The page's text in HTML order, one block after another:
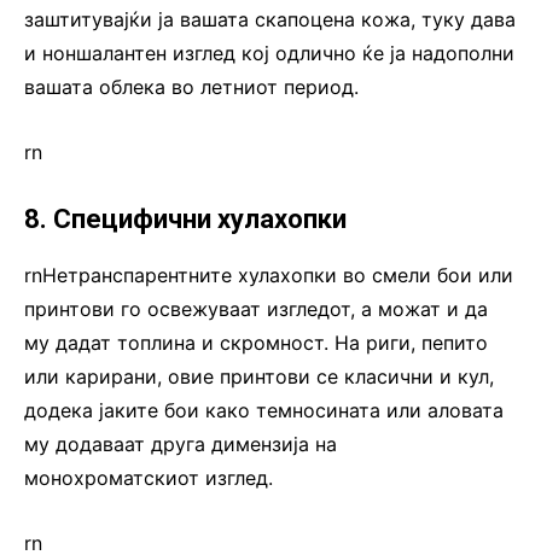
заштитувајќи ја вашата скапоцена кожа, туку дава
и ноншалантен изглед кој одлично ќе ја надополни
вашата облека во летниот период.
rn
8. Специфични хулахопки
rnНетранспарентните хулахопки во смели бои или
принтови го освежуваат изгледот, а можат и да
му дадат топлина и скромност. На риги, пепито
или карирани, овие принтови се класични и кул,
додека јаките бои како темносината или аловата
му додаваат друга димензија на
монохроматскиот изглед.
rn